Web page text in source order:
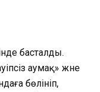
басталды.
аумақ» және
бөлініп,